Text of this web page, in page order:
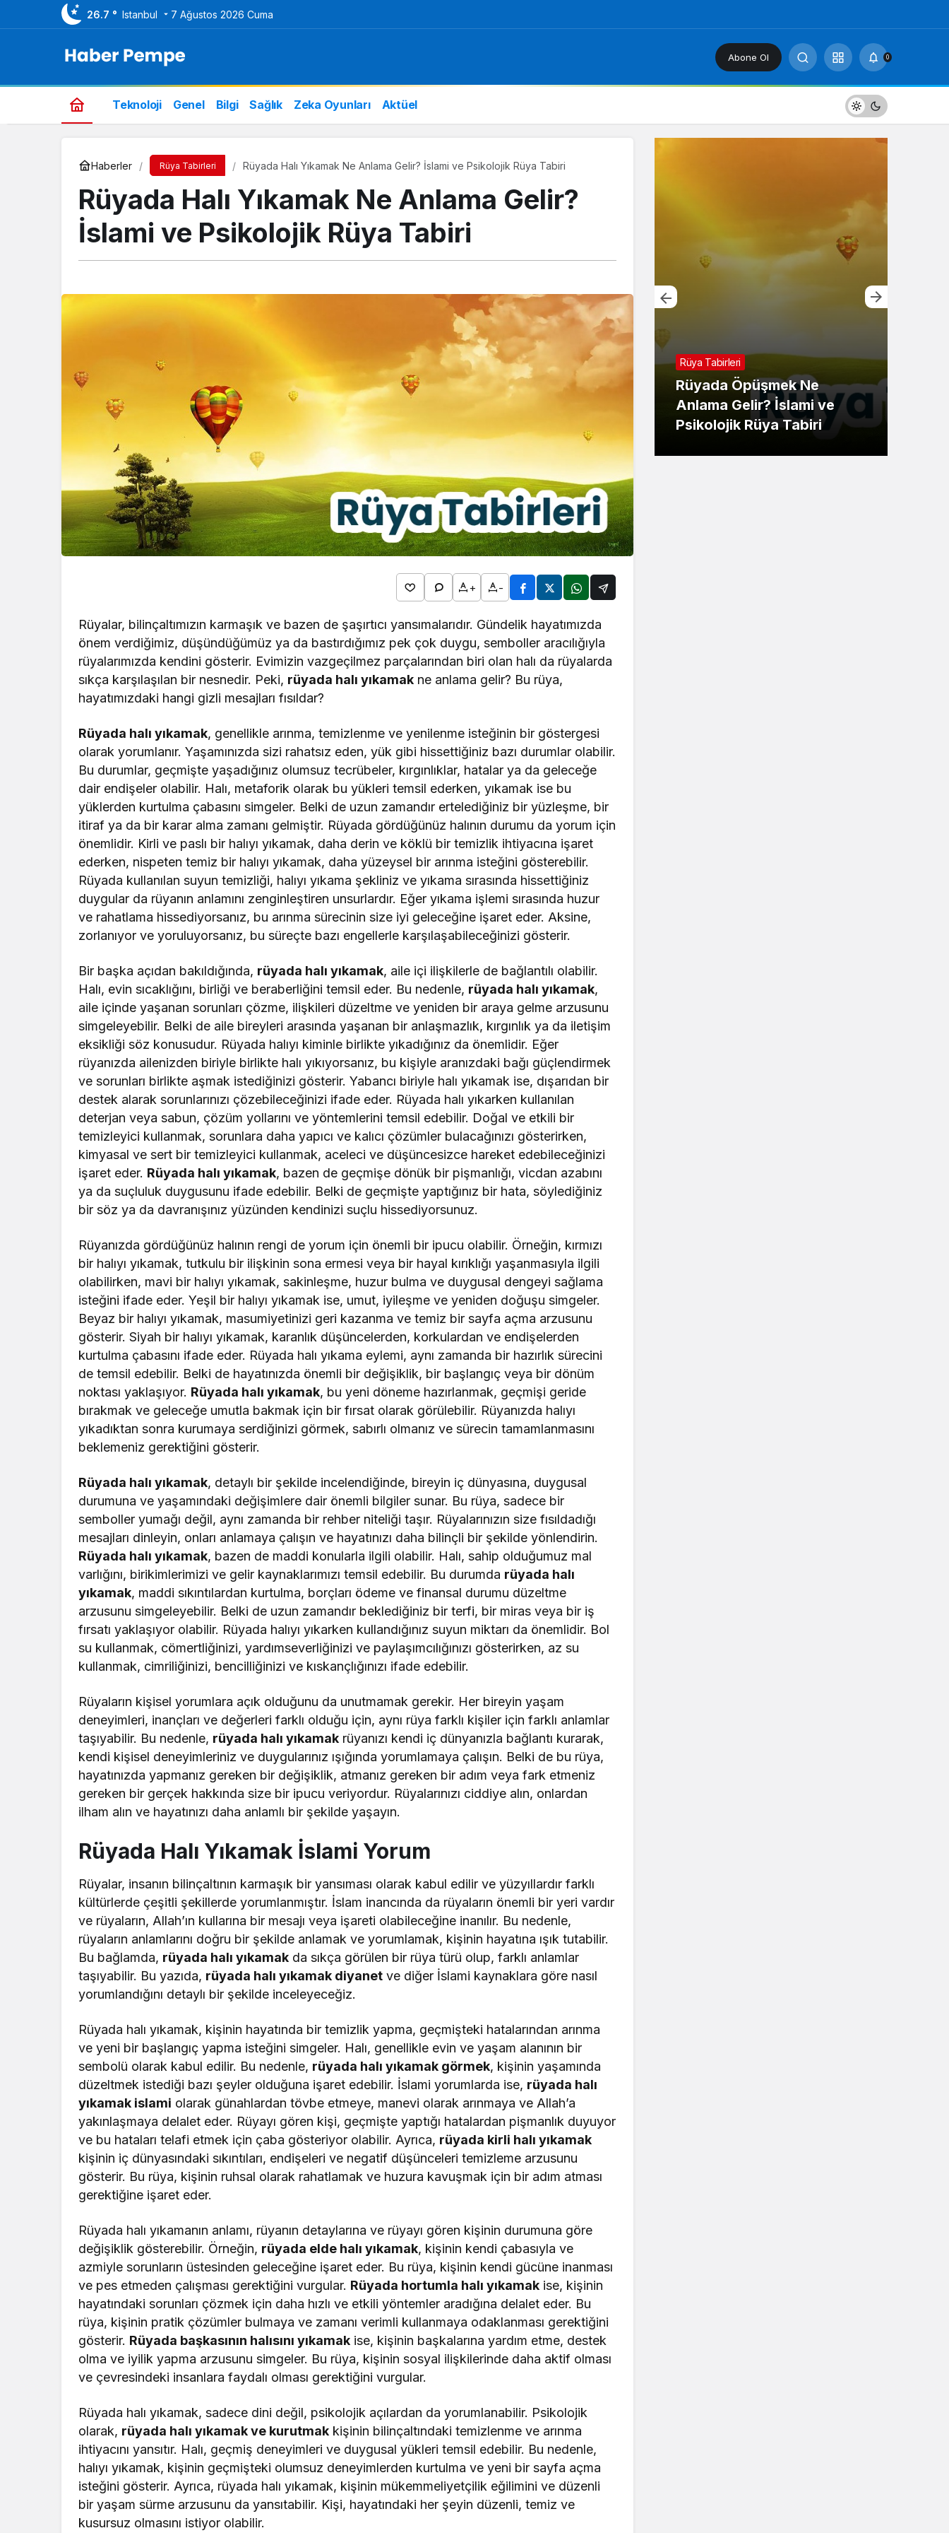
26.7 ° Istanbul 7 Ağustos 2026 Cuma
Abone Ol 0
Teknoloji Genel Bilgi Sağlık Zeka Oyunları Aktüel
Haberler Rüya Tabirleri Rüyada Halı Yıkamak Ne Anlama Gelir? İslami ve Psikolojik Rüya Tabiri
Rüyada Halı Yıkamak Ne Anlama Gelir?
İslami ve Psikolojik Rüya Tabiri
+ -
Rüyalar, bilinçaltımızın karmaşık ve bazen de şaşırtıcı yansımalarıdır. Gündelik hayatımızda
önem verdiğimiz, düşündüğümüz ya da bastırdığımız pek çok duygu, semboller aracılığıyla
rüyalarımızda kendini gösterir. Evimizin vazgeçilmez parçalarından biri olan halı da rüyalarda
sıkça karşılaşılan bir nesnedir. Peki, rüyada halı yıkamak ne anlama gelir? Bu rüya,
hayatımızdaki hangi gizli mesajları fısıldar?
Rüyada halı yıkamak, genellikle arınma, temizlenme ve yenilenme isteğinin bir göstergesi
olarak yorumlanır. Yaşamınızda sizi rahatsız eden, yük gibi hissettiğiniz bazı durumlar olabilir.
Bu durumlar, geçmişte yaşadığınız olumsuz tecrübeler, kırgınlıklar, hatalar ya da geleceğe
dair endişeler olabilir. Halı, metaforik olarak bu yükleri temsil ederken, yıkamak ise bu
yüklerden kurtulma çabasını simgeler. Belki de uzun zamandır ertelediğiniz bir yüzleşme, bir
itiraf ya da bir karar alma zamanı gelmiştir. Rüyada gördüğünüz halının durumu da yorum için
önemlidir. Kirli ve paslı bir halıyı yıkamak, daha derin ve köklü bir temizlik ihtiyacına işaret
ederken, nispeten temiz bir halıyı yıkamak, daha yüzeysel bir arınma isteğini gösterebilir.
Rüyada kullanılan suyun temizliği, halıyı yıkama şekliniz ve yıkama sırasında hissettiğiniz
duygular da rüyanın anlamını zenginleştiren unsurlardır. Eğer yıkama işlemi sırasında huzur
ve rahatlama hissediyorsanız, bu arınma sürecinin size iyi geleceğine işaret eder. Aksine,
zorlanıyor ve yoruluyorsanız, bu süreçte bazı engellerle karşılaşabileceğinizi gösterir.
Bir başka açıdan bakıldığında, rüyada halı yıkamak, aile içi ilişkilerle de bağlantılı olabilir.
Halı, evin sıcaklığını, birliği ve beraberliğini temsil eder. Bu nedenle, rüyada halı yıkamak,
aile içinde yaşanan sorunları çözme, ilişkileri düzeltme ve yeniden bir araya gelme arzusunu
simgeleyebilir. Belki de aile bireyleri arasında yaşanan bir anlaşmazlık, kırgınlık ya da iletişim
eksikliği söz konusudur. Rüyada halıyı kiminle birlikte yıkadığınız da önemlidir. Eğer
rüyanızda ailenizden biriyle birlikte halı yıkıyorsanız, bu kişiyle aranızdaki bağı güçlendirmek
ve sorunları birlikte aşmak istediğinizi gösterir. Yabancı biriyle halı yıkamak ise, dışarıdan bir
destek alarak sorunlarınızı çözebileceğinizi ifade eder. Rüyada halı yıkarken kullanılan
deterjan veya sabun, çözüm yollarını ve yöntemlerini temsil edebilir. Doğal ve etkili bir
temizleyici kullanmak, sorunlara daha yapıcı ve kalıcı çözümler bulacağınızı gösterirken,
kimyasal ve sert bir temizleyici kullanmak, aceleci ve düşüncesizce hareket edebileceğinizi
işaret eder. Rüyada halı yıkamak, bazen de geçmişe dönük bir pişmanlığı, vicdan azabını
ya da suçluluk duygusunu ifade edebilir. Belki de geçmişte yaptığınız bir hata, söylediğiniz
bir söz ya da davranışınız yüzünden kendinizi suçlu hissediyorsunuz.
Rüyanızda gördüğünüz halının rengi de yorum için önemli bir ipucu olabilir. Örneğin, kırmızı
bir halıyı yıkamak, tutkulu bir ilişkinin sona ermesi veya bir hayal kırıklığı yaşanmasıyla ilgili
olabilirken, mavi bir halıyı yıkamak, sakinleşme, huzur bulma ve duygusal dengeyi sağlama
isteğini ifade eder. Yeşil bir halıyı yıkamak ise, umut, iyileşme ve yeniden doğuşu simgeler.
Beyaz bir halıyı yıkamak, masumiyetinizi geri kazanma ve temiz bir sayfa açma arzusunu
gösterir. Siyah bir halıyı yıkamak, karanlık düşüncelerden, korkulardan ve endişelerden
kurtulma çabasını ifade eder. Rüyada halı yıkama eylemi, aynı zamanda bir hazırlık sürecini
de temsil edebilir. Belki de hayatınızda önemli bir değişiklik, bir başlangıç veya bir dönüm
noktası yaklaşıyor. Rüyada halı yıkamak, bu yeni döneme hazırlanmak, geçmişi geride
bırakmak ve geleceğe umutla bakmak için bir fırsat olarak görülebilir. Rüyanızda halıyı
yıkadıktan sonra kurumaya serdiğinizi görmek, sabırlı olmanız ve sürecin tamamlanmasını
beklemeniz gerektiğini gösterir.
Rüyada halı yıkamak, detaylı bir şekilde incelendiğinde, bireyin iç dünyasına, duygusal
durumuna ve yaşamındaki değişimlere dair önemli bilgiler sunar. Bu rüya, sadece bir
semboller yumağı değil, aynı zamanda bir rehber niteliği taşır. Rüyalarınızın size fısıldadığı
mesajları dinleyin, onları anlamaya çalışın ve hayatınızı daha bilinçli bir şekilde yönlendirin.
Rüyada halı yıkamak, bazen de maddi konularla ilgili olabilir. Halı, sahip olduğumuz mal
varlığını, birikimlerimizi ve gelir kaynaklarımızı temsil edebilir. Bu durumda rüyada halı
yıkamak, maddi sıkıntılardan kurtulma, borçları ödeme ve finansal durumu düzeltme
arzusunu simgeleyebilir. Belki de uzun zamandır beklediğiniz bir terfi, bir miras veya bir iş
fırsatı yaklaşıyor olabilir. Rüyada halıyı yıkarken kullandığınız suyun miktarı da önemlidir. Bol
su kullanmak, cömertliğinizi, yardımseverliğinizi ve paylaşımcılığınızı gösterirken, az su
kullanmak, cimriliğinizi, bencilliğinizi ve kıskançlığınızı ifade edebilir.
Rüyaların kişisel yorumlara açık olduğunu da unutmamak gerekir. Her bireyin yaşam
deneyimleri, inançları ve değerleri farklı olduğu için, aynı rüya farklı kişiler için farklı anlamlar
taşıyabilir. Bu nedenle, rüyada halı yıkamak rüyanızı kendi iç dünyanızla bağlantı kurarak,
kendi kişisel deneyimleriniz ve duygularınız ışığında yorumlamaya çalışın. Belki de bu rüya,
hayatınızda yapmanız gereken bir değişiklik, atmanız gereken bir adım veya fark etmeniz
gereken bir gerçek hakkında size bir ipucu veriyordur. Rüyalarınızı ciddiye alın, onlardan
ilham alın ve hayatınızı daha anlamlı bir şekilde yaşayın.
Rüyada Halı Yıkamak İslami Yorum
Rüyalar, insanın bilinçaltının karmaşık bir yansıması olarak kabul edilir ve yüzyıllardır farklı
kültürlerde çeşitli şekillerde yorumlanmıştır. İslam inancında da rüyaların önemli bir yeri vardır
ve rüyaların, Allah’ın kullarına bir mesajı veya işareti olabileceğine inanılır. Bu nedenle,
rüyaların anlamlarını doğru bir şekilde anlamak ve yorumlamak, kişinin hayatına ışık tutabilir.
Bu bağlamda, rüyada halı yıkamak da sıkça görülen bir rüya türü olup, farklı anlamlar
taşıyabilir. Bu yazıda, rüyada halı yıkamak diyanet ve diğer İslami kaynaklara göre nasıl
yorumlandığını detaylı bir şekilde inceleyeceğiz.
Rüyada halı yıkamak, kişinin hayatında bir temizlik yapma, geçmişteki hatalarından arınma
ve yeni bir başlangıç yapma isteğini simgeler. Halı, genellikle evin ve yaşam alanının bir
sembolü olarak kabul edilir. Bu nedenle, rüyada halı yıkamak görmek, kişinin yaşamında
düzeltmek istediği bazı şeyler olduğuna işaret edebilir. İslami yorumlarda ise, rüyada halı
yıkamak islami olarak günahlardan tövbe etmeye, manevi olarak arınmaya ve Allah’a
yakınlaşmaya delalet eder. Rüyayı gören kişi, geçmişte yaptığı hatalardan pişmanlık duyuyor
ve bu hataları telafi etmek için çaba gösteriyor olabilir. Ayrıca, rüyada kirli halı yıkamak
kişinin iç dünyasındaki sıkıntıları, endişeleri ve negatif düşünceleri temizleme arzusunu
gösterir. Bu rüya, kişinin ruhsal olarak rahatlamak ve huzura kavuşmak için bir adım atması
gerektiğine işaret eder.
Rüyada halı yıkamanın anlamı, rüyanın detaylarına ve rüyayı gören kişinin durumuna göre
değişiklik gösterebilir. Örneğin, rüyada elde halı yıkamak, kişinin kendi çabasıyla ve
azmiyle sorunların üstesinden geleceğine işaret eder. Bu rüya, kişinin kendi gücüne inanması
ve pes etmeden çalışması gerektiğini vurgular. Rüyada hortumla halı yıkamak ise, kişinin
hayatındaki sorunları çözmek için daha hızlı ve etkili yöntemler aradığına delalet eder. Bu
rüya, kişinin pratik çözümler bulmaya ve zamanı verimli kullanmaya odaklanması gerektiğini
gösterir. Rüyada başkasının halısını yıkamak ise, kişinin başkalarına yardım etme, destek
olma ve iyilik yapma arzusunu simgeler. Bu rüya, kişinin sosyal ilişkilerinde daha aktif olması
ve çevresindeki insanlara faydalı olması gerektiğini vurgular.
Rüyada halı yıkamak, sadece dini değil, psikolojik açılardan da yorumlanabilir. Psikolojik
olarak, rüyada halı yıkamak ve kurutmak kişinin bilinçaltındaki temizlenme ve arınma
ihtiyacını yansıtır. Halı, geçmiş deneyimleri ve duygusal yükleri temsil edebilir. Bu nedenle,
halıyı yıkamak, kişinin geçmişteki olumsuz deneyimlerden kurtulma ve yeni bir sayfa açma
isteğini gösterir. Ayrıca, rüyada halı yıkamak, kişinin mükemmeliyetçilik eğilimini ve düzenli
bir yaşam sürme arzusunu da yansıtabilir. Kişi, hayatındaki her şeyin düzenli, temiz ve
kusursuz olmasını istiyor olabilir.
Kataloğu… Bu Hafta Hangi
Ürünler İndirimli? Detayları
Görmek İçin Hemen
Tıklayın!
Rüya Tabirleri
Rüyada Kol Saati Görmek
Ne Anlama Gelir? İslami ve
Rüya Tabirleri
Rüyada Öpüşmek Ne
Anlama Gelir? İslami ve
Psikolojik Rüya Tabiri